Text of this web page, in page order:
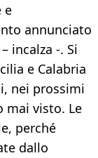
e
annunciato
incalza -. Si
e Calabria
nei prossimi
mai visto. Le
perché
dallo